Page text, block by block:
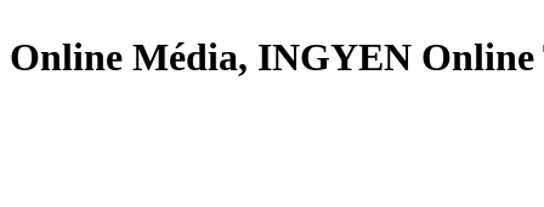
Online Média, INGYEN Online